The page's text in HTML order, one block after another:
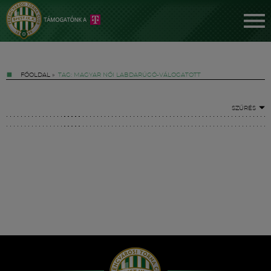
FŐOLDAL » TAG: MAGYAR NŐI LABDARÚGÓ-VÁLOGATOTT
SZŰRÉS
Hírek